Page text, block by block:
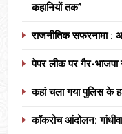
कहानियों तक”
राजनीतिक सफरनामा
पेपर लीक पर गैर-भाजपा
कहां चला गया पुलिस के
कॉकरोच आंदोलन: